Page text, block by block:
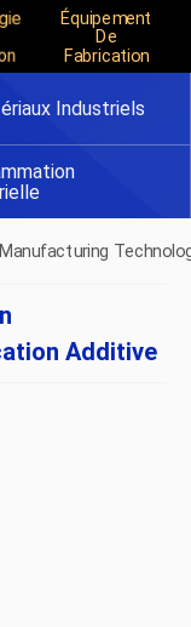
Équipement
De
Fabrication
Industriels
Manufacturing
Additive